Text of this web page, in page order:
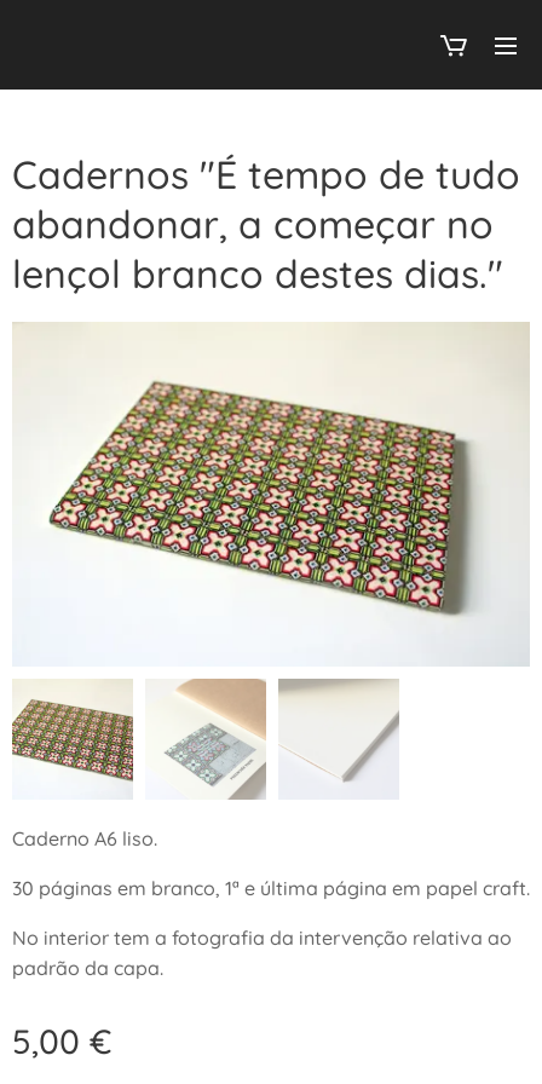
Cadernos "É tempo de tudo
abandonar, a começar no
lençol branco destes dias."
Caderno A6 liso.
30 páginas em branco, 1ª e última página em papel craft.
No interior tem a fotografia da intervenção relativa ao
padrão da capa.
5,00 €